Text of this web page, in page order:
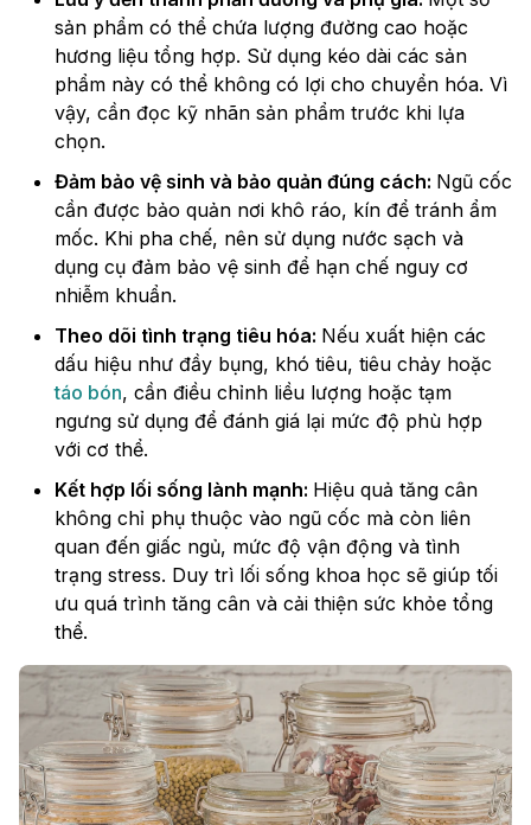
sản phẩm có thể chứa lượng đường cao hoặc
hương liệu tổng hợp. Sử dụng kéo dài các sản
phẩm này có thể không có lợi cho chuyển hóa. Vì
vậy, cần đọc kỹ nhãn sản phẩm trước khi lựa
chọn.
Đảm bảo vệ sinh và bảo quản đúng cách: Ngũ cốc
cần được bảo quản nơi khô ráo, kín để tránh ẩm
mốc. Khi pha chế, nên sử dụng nước sạch và
dụng cụ đảm bảo vệ sinh để hạn chế nguy cơ
nhiễm khuẩn.
Theo dõi tình trạng tiêu hóa: Nếu xuất hiện các
dấu hiệu như đầy bụng, khó tiêu, tiêu chảy hoặc
táo bón, cần điều chỉnh liều lượng hoặc tạm
ngưng sử dụng để đánh giá lại mức độ phù hợp
với cơ thể.
Kết hợp lối sống lành mạnh: Hiệu quả tăng cân
không chỉ phụ thuộc vào ngũ cốc mà còn liên
quan đến giấc ngủ, mức độ vận động và tình
trạng stress. Duy trì lối sống khoa học sẽ giúp tối
ưu quá trình tăng cân và cải thiện sức khỏe tổng
thể.